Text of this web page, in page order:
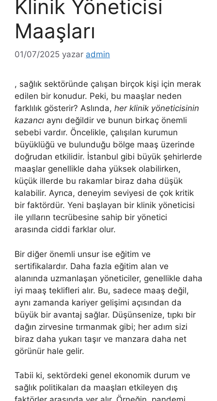
Klinik Yöneticisi
Maaşları
01/07/2025 yazar admin
, sağlık sektöründe çalışan birçok kişi için merak
edilen bir konudur. Peki, bu maaşlar neden
farklılık gösterir? Aslında, her klinik yöneticisinin
kazancı aynı değildir ve bunun birkaç önemli
sebebi vardır. Öncelikle, çalışılan kurumun
büyüklüğü ve bulunduğu bölge maaş üzerinde
doğrudan etkilidir. İstanbul gibi büyük şehirlerde
maaşlar genellikle daha yüksek olabilirken,
küçük illerde bu rakamlar biraz daha düşük
kalabilir. Ayrıca, deneyim seviyesi de çok kritik
bir faktördür. Yeni başlayan bir klinik yöneticisi
ile yılların tecrübesine sahip bir yönetici
arasında ciddi farklar olur.
Bir diğer önemli unsur ise eğitim ve
sertifikalardır. Daha fazla eğitim alan ve
alanında uzmanlaşan yöneticiler, genellikle daha
iyi maaş teklifleri alır. Bu, sadece maaş değil,
aynı zamanda kariyer gelişimi açısından da
büyük bir avantaj sağlar. Düşünsenize, tıpkı bir
dağın zirvesine tırmanmak gibi; her adım sizi
biraz daha yukarı taşır ve manzara daha net
görünür hale gelir.
Tabii ki, sektördeki genel ekonomik durum ve
sağlık politikaları da maaşları etkileyen dış